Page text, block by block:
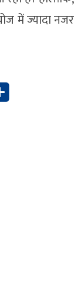
में ज्यादा नजर